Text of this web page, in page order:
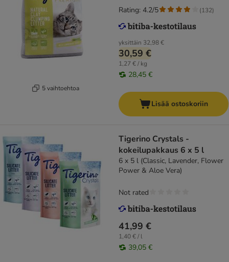
5 vaihtoehtoa
yksittäin 32,98 €
30,59 €
1,27 € / kg
28,45 €
Rating: 4.2/5 (132)
Lisää ostoskoriin
Tigerino Crystals -
kokeilupakkaus 6 x 5 l
6 x 5 l (Classic, Lavender, Flower
Power & Aloe Vera)
41,99 €
1,40 € / l
39,05 €
Not rated